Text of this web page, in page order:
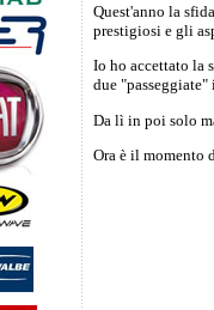
Quest'anno la
prestigiosi e gli
Io ho accettato la
due
Da lì in poi solo
Ora è il momento